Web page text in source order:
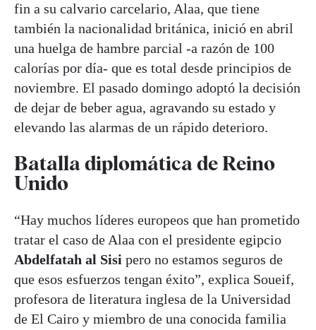
fin a su calvario carcelario, Alaa, que tiene
también la nacionalidad británica, inició en abril
una huelga de hambre parcial -a razón de 100
calorías por día- que es total desde principios de
noviembre. El pasado domingo adoptó la decisión
de dejar de beber agua, agravando su estado y
elevando las alarmas de un rápido deterioro.
Batalla diplomática de Reino
Unido
“Hay muchos líderes europeos que han prometido
tratar el caso de Alaa con el presidente egipcio
Abdelfatah al Sisi pero no estamos seguros de
que esos esfuerzos tengan éxito”, explica Soueif,
profesora de literatura inglesa de la Universidad
de El Cairo y miembro de una conocida familia